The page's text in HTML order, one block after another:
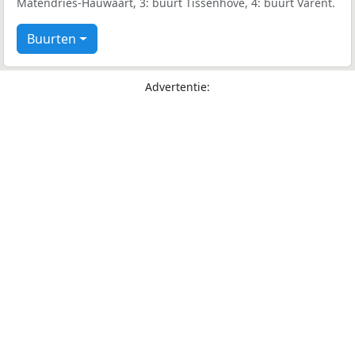
Matendries-Hauwaart, 3: buurt Tissenhove, 4: buurt Varent.
Buurten
Advertentie: